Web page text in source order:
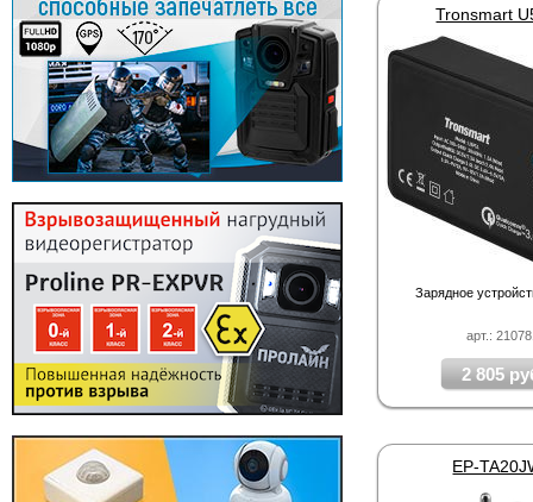
арт.:
Tronsmart
Зарядное
2 805
EP-